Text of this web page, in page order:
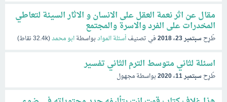
مقال عن اثر نعمة العقل على الانسان و الاثار السيئة لتعاطي
المخدرات على الفرد والاسرة والمجتمع
طُرِح سبتمبر 23، 2018 في تصنيفأسئلة الموادبواسطةابو محمد(
32.4kنقاط)
اسئلة لثاني متوسط الترم الثاني تفسير
طُرِح سبتمبر 11، 2020 بواسطةمجهول